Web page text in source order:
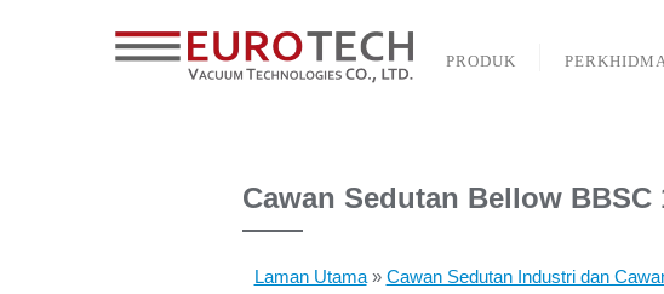
PRODUK
Cawan Sedutan Bellow BBSC
Laman Utama» Cawan Sedutan Industri dan